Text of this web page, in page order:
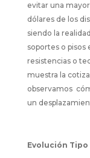
evitar una
dólares de los
siendo la
soportes o pisos
resistencias o
muestra la
observamos
un
Evolución Tipo